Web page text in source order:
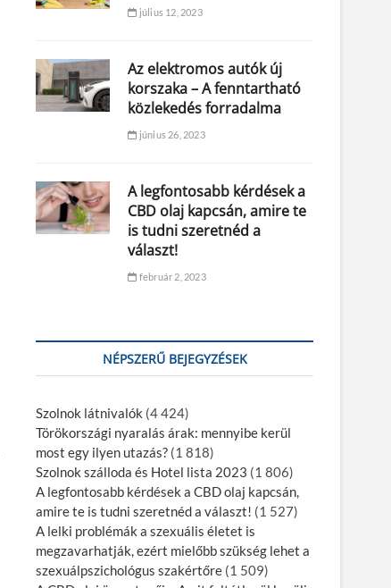
július 12, 2023
Az elektromos autók új
korszaka – A fenntartható
közlekedés forradalma
június 26, 2023
A legfontosabb kérdések a
CBD olaj kapcsán, amire te
is tudni szeretnéd a
választ!
február 2, 2023
NÉPSZERŰ BEJEGYZÉSEK
Szolnok látnivalók (4 424)
Törökországi nyaralás árak: mennyibe kerül
most egy ilyen utazás? (1 818)
Szolnok szálloda és Hotel lista 2023 (1 806)
A legfontosabb kérdések a CBD olaj kapcsán,
amire te is tudni szeretnéd a választ! (1 527)
A lelki problémák a szexuális életet is
megzavarhatják, ezért mielőbb szükség lehet a
szexuálpszichológus szakértőre (1 509)